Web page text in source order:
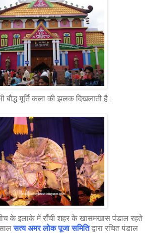
बौद्ध मूर्ति कला की झलक दिखलाती है।
के इलाके में राँची शहर के खासमखास पंडाल रहते
सत्य अमर लोक पूजा समितिद्वारा रचित पंडाल